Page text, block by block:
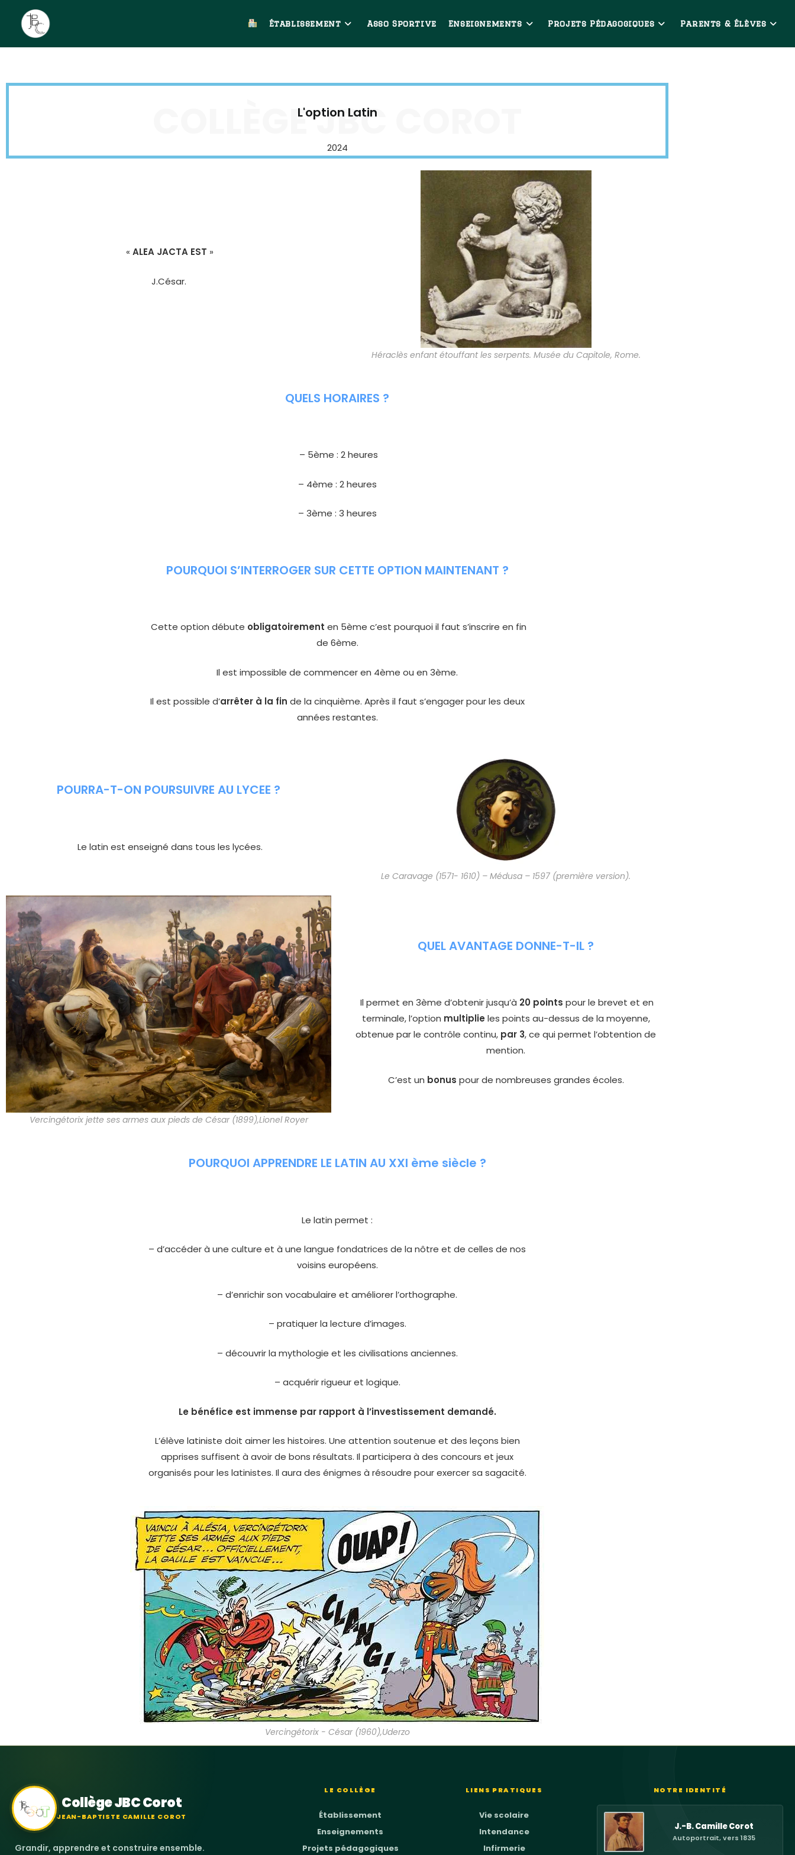
Établissement Asso Sportive Enseignements Projets Pédagogiques Parents & Élèves
COLLÈGE JBC COROT
L'option Latin
2024
« ALEA JACTA EST »
J.César.
Héraclès enfant étouffant les serpents. Musée du Capitole, Rome.
QUELS HORAIRES ?
– 5ème : 2 heures
– 4ème : 2 heures
– 3ème : 3 heures
POURQUOI S’INTERROGER SUR CETTE OPTION MAINTENANT ?
Cette option débute obligatoirement en 5ème c’est pourquoi il faut s’inscrire en fin
de 6ème.
Il est impossible de commencer en 4ème ou en 3ème.
Il est possible d’arrêter à la fin de la cinquième. Après il faut s’engager pour les deux
années restantes.
POURRA-T-ON POURSUIVRE AU LYCEE ?
Le latin est enseigné dans tous les lycées.
Le Caravage (1571- 1610) – Médusa – 1597 (première version).
Vercingétorix jette ses armes aux pieds de César (1899),Lionel Royer
QUEL AVANTAGE DONNE-T-IL ?
Il permet en 3ème d’obtenir jusqu’à 20 points pour le brevet et en
terminale, l’option multiplie les points au-dessus de la moyenne,
obtenue par le contrôle continu, par 3, ce qui permet l’obtention de
mention.
C’est un bonus pour de nombreuses grandes écoles.
POURQUOI APPRENDRE LE LATIN AU XXI ème siècle ?
Le latin permet :
– d’accéder à une culture et à une langue fondatrices de la nôtre et de celles de nos
voisins européens.
– d’enrichir son vocabulaire et améliorer l’orthographe.
– pratiquer la lecture d’images.
– découvrir la mythologie et les civilisations anciennes.
– acquérir rigueur et logique.
Le bénéfice est immense par rapport à l’investissement demandé.
L’élève latiniste doit aimer les histoires. Une attention soutenue et des leçons bien
apprises suffisent à avoir de bons résultats. Il participera à des concours et jeux
organisés pour les latinistes. Il aura des énigmes à résoudre pour exercer sa sagacité.
Vercingétorix - César (1960),Uderzo
Collège JBC Corot
JEAN-BAPTISTE CAMILLE COROT
Grandir, apprendre et construire ensemble.
LE COLLÈGE
Établissement
Enseignements
Projets pédagogiques
LIENS PRATIQUES
Vie scolaire
Intendance
Infirmerie
NOTRE IDENTITÉ
J.-B. Camille Corot
Autoportrait, vers 1835